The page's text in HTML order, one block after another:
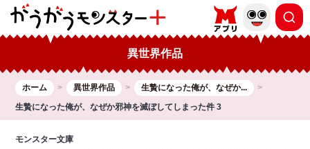
異世界作品
ホーム 異世界作品
生贄になった俺が、なぜか...
生贄になった俺が、なぜか邪神を滅ぼしてしまった件 3
モンスター文庫